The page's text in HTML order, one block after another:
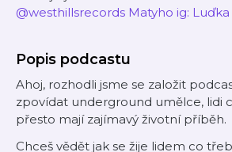
@westhillsrecords Matyho ig: Luďka
Popis podcastu
Ahoj, rozhodli jsme se založit
zpovídat underground umělce, lidi
přesto mají zajímavý životní příběh.
Chceš vědět jak se žije lidem co